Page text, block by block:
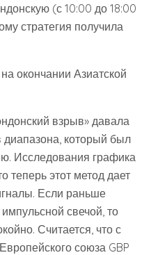
(с 10:00 до 18:00
стратегия получила
окончании Азиатской
взрыв» давала
который был
Исследования графика
теперь этот метод дает
Если раньше
свечой, то
Считается, что с
союза GBP